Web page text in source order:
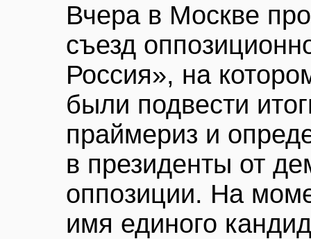
Вчера в Москве
съезд
Россия», на
были подвести
праймериз и
в президенты от
оппозиции. На
имя единого